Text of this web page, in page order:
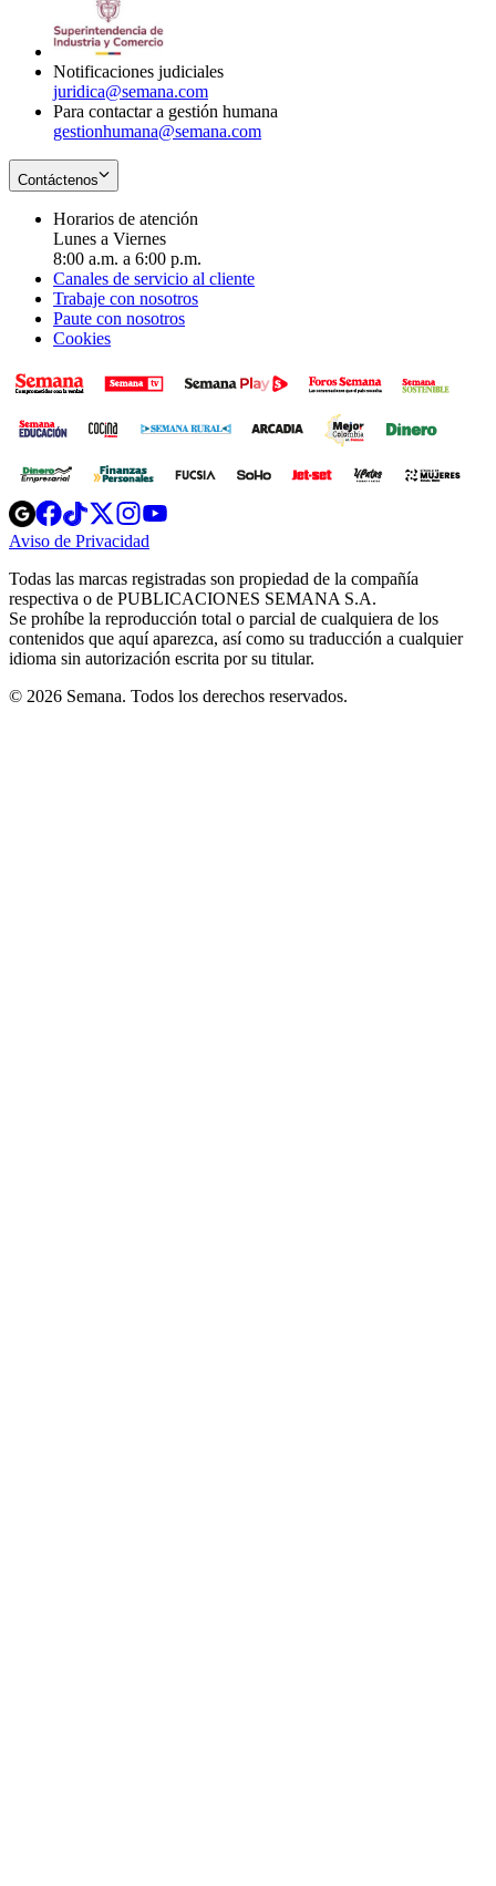
Notificaciones judiciales
juridica@semana.com
Para contactar a gestión humana
gestionhumana@semana.com
Contáctenos
Horarios de atención
Lunes a Viernes
8:00 a.m. a 6:00 p.m.
Canales de servicio al cliente
Trabaje con nosotros
Paute con nosotros
Cookies
Opens
in
new
Opens
in
new
Opens
in
new
window
Opens
new
windowwindow
Aviso de Privacidad
new
window
Todas las marcas registradas son propiedad de la compañía
respectiva o de PUBLICACIONES SEMANA S.A.
Se prohíbe la reproducción total o parcial de cualquiera de los
contenidos que aquí aparezca, así como su traducción a cualquier
idioma sin autorización escrita por su titular.
© 2026 Semana. Todos los derechos reservados.